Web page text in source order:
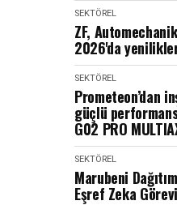
SEKTÖREL
ZF,
2026'da
SEKTÖREL
Prometeon’dan
güçlü
G02 PRO
SEKTÖREL
Marubeni
Eşref Zeka